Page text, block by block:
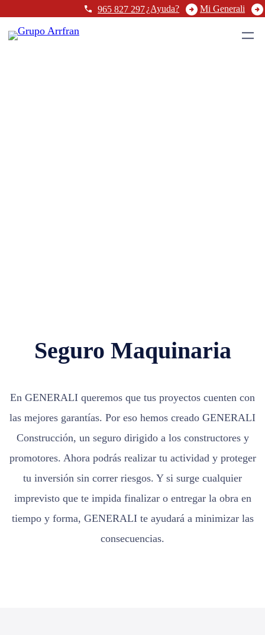
965 827 297¿Ayuda? Mi Generali
Seguro Maquinaria
En GENERALI queremos que tus proyectos cuenten con
las mejores garantías. Por eso hemos creado GENERALI
Construcción, un seguro dirigido a los constructores y
promotores. Ahora podrás realizar tu actividad y proteger
tu inversión sin correr riesgos. Y si surge cualquier
imprevisto que te impida finalizar o entregar la obra en
tiempo y forma, GENERALI te ayudará a minimizar las
consecuencias.